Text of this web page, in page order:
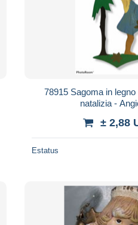
78915 Sagoma in
natalizia -
± 2,88
Estatus